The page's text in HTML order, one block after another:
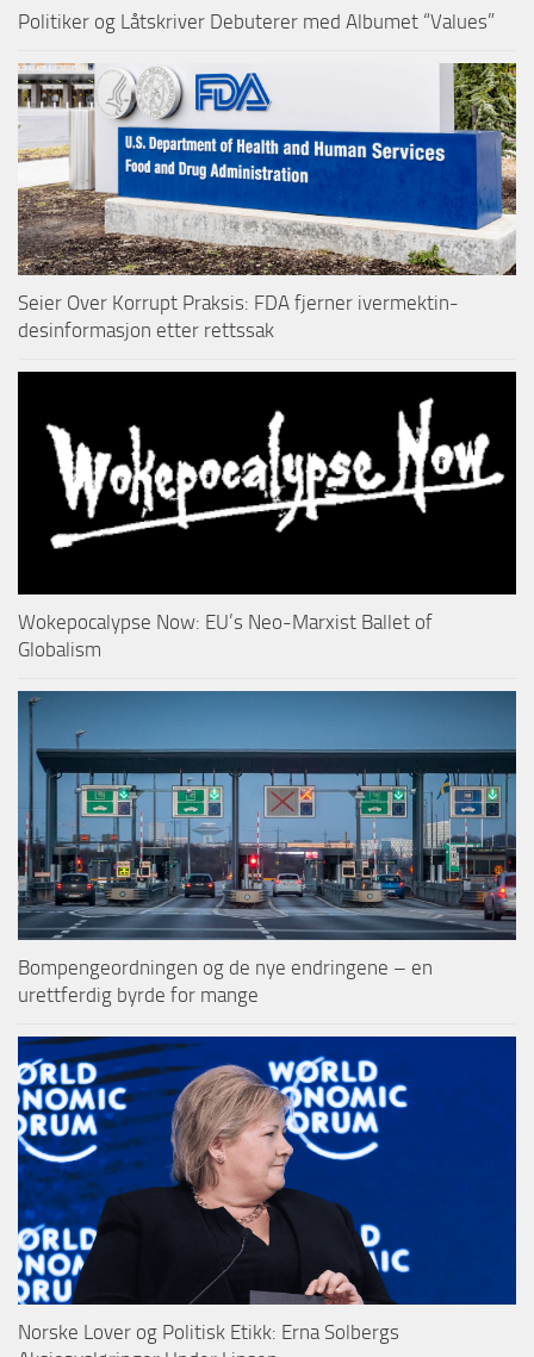
Politiker og Låtskriver Debuterer med Albumet “Values”
Seier Over Korrupt Praksis: FDA fjerner ivermektin-
desinformasjon etter rettssak
Wokepocalypse Now: EU’s Neo-Marxist Ballet of
Globalism
Bompengeordningen og de nye endringene – en
urettferdig byrde for mange
Norske Lover og Politisk Etikk: Erna Solbergs